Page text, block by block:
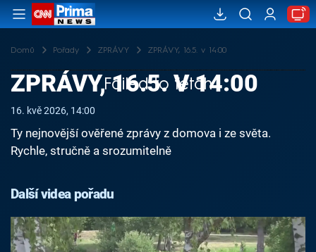
Domů Pořady ZPRÁVY ZPRÁVY, 16.5. v 14:00
Failed to fetch
ZPRÁVY, 16.5. V 14:00
16. kvě 2026, 14:00
Ty nejnovější ověřené zprávy z domova i ze světa.
Rychle, stručně a srozumitelně
Další videa pořadu